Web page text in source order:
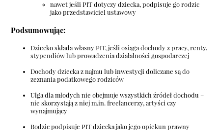
nawet jeśli PIT dotyczy dziecka, podpisuje go rodzic
jako przedstawiciel ustawowy
Podsumowując:
Dziecko składa własny PIT, jeśli osiąga dochody z pracy, renty,
stypendiów lub prowadzenia działalności gospodarczej
Dochody dziecka z najmu lub inwestycji doliczane są do
zeznania podatkowego rodziców
Ulga dla młodych nie obejmuje wszystkich źródeł dochodu –
nie skorzystają z niej m.in. freelancerzy, artyści czy
wynajmujący
Rodzic podpisuje PIT dziecka jako jego opiekun prawny